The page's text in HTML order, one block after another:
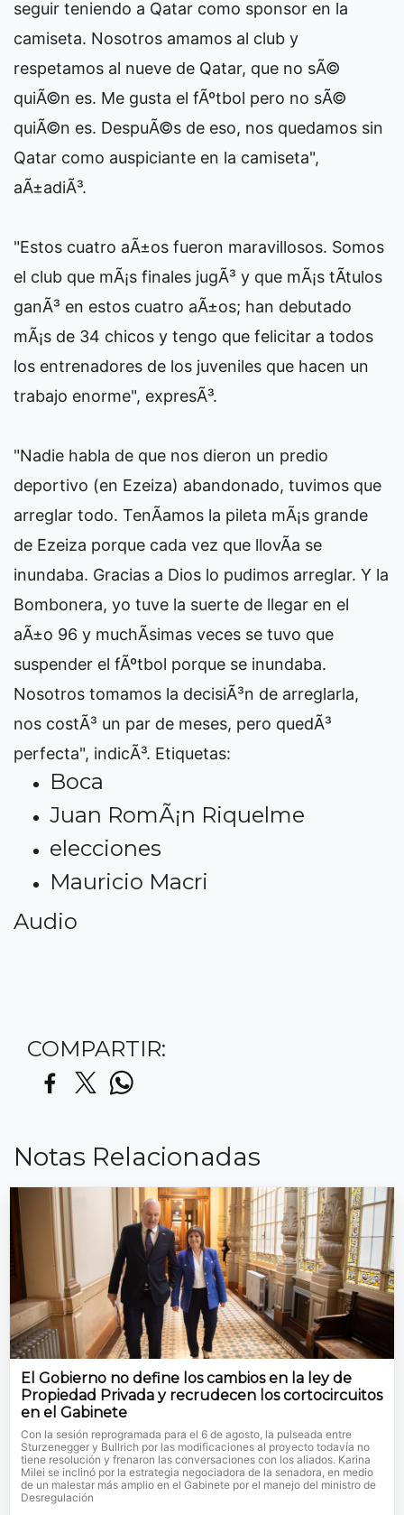
seguir teniendo a Qatar como sponsor en la
camiseta. Nosotros amamos al club y
respetamos al nueve de Qatar, que no sÃ©
quiÃ©n es. Me gusta el fÃºtbol pero no sÃ©
quiÃ©n es. DespuÃ©s de eso, nos quedamos sin
Qatar como auspiciante en la camiseta",
aÃ±adiÃ³.
"Estos cuatro aÃ±os fueron maravillosos. Somos
el club que mÃ¡s finales jugÃ³ y que mÃ¡s tÃ­tulos
ganÃ³ en estos cuatro aÃ±os; han debutado
mÃ¡s de 34 chicos y tengo que felicitar a todos
los entrenadores de los juveniles que hacen un
trabajo enorme", expresÃ³.
"Nadie habla de que nos dieron un predio
deportivo (en Ezeiza) abandonado, tuvimos que
arreglar todo. TenÃ­amos la pileta mÃ¡s grande
de Ezeiza porque cada vez que llovÃ­a se
inundaba. Gracias a Dios lo pudimos arreglar. Y la
Bombonera, yo tuve la suerte de llegar en el
aÃ±o 96 y muchÃ­simas veces se tuvo que
suspender el fÃºtbol porque se inundaba.
Nosotros tomamos la decisiÃ³n de arreglarla,
nos costÃ³ un par de meses, pero quedÃ³
perfecta", indicÃ³. Etiquetas:
Boca
Juan RomÃ¡n Riquelme
elecciones
Mauricio Macri
Audio
COMPARTIR:
Notas Relacionadas
El Gobierno no define los cambios en la ley de
Propiedad Privada y recrudecen los cortocircuitos
en el Gabinete
Con la sesión reprogramada para el 6 de agosto, la pulseada entre
Sturzenegger y Bullrich por las modificaciones al proyecto todavía no
tiene resolución y frenaron las conversaciones con los aliados. Karina
Milei se inclinó por la estrategia negociadora de la senadora, en medio
de un malestar más amplio en el Gabinete por el manejo del ministro de
Desregulación